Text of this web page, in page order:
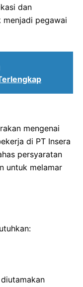
dan
pegawai
mengenai
di PT Insera
persyaratan
untuk melamar